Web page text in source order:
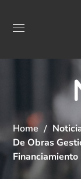
Home
De Obras